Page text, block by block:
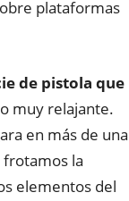
plataformas
de pistola que
muy relajante.
en más de una
la
elementos del